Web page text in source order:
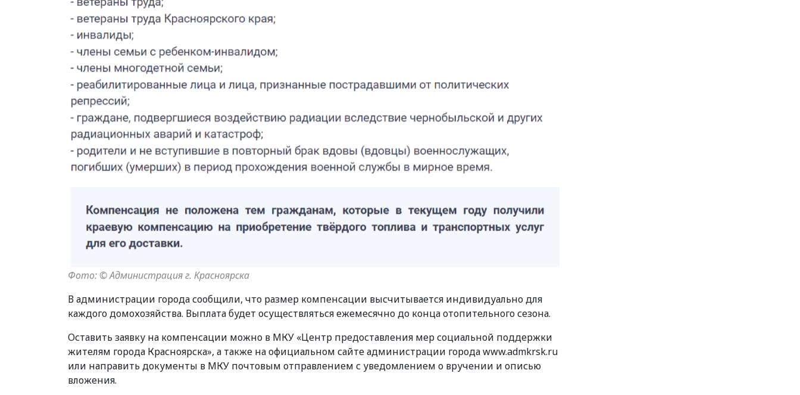
Фото: © Администрация г. Красноярска
В администрации города сообщили, что размер компенсации высчитывается индивидуально для
каждого домохозяйства. Выплата будет осуществляться ежемесячно до конца отопительного сезона.
Оставить заявку на компенсации можно в МКУ «Центр предоставления мер социальной поддержки
жителям города Красноярска», а также на официальном сайте администрации города www.admkrsk.ru
или направить документы в МКУ почтовым отправлением с уведомлением о вручении и описью
вложения.